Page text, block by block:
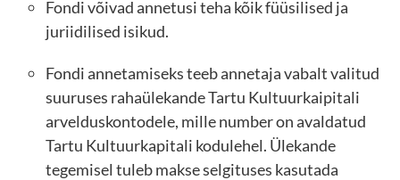
Fondi võivad annetusi teha kõik füüsilised ja
juriidilised isikud.
Fondi annetamiseks teeb annetaja vabalt valitud
suuruses rahaülekande Tartu Kultuurkaipitali
arvelduskontodele, mille number on avaldatud
Tartu Kultuurkapitali kodulehel. Ülekande
tegemisel tuleb makse selgituses kasutada